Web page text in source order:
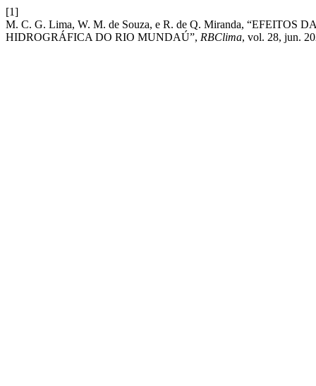
[1]
M. C. G. Lima, W. M. de Souza, e R. de Q. Miranda,
HIDROGRÁFICA DO RIO MUNDAÚ”, RBClima, vol. 28, jun.